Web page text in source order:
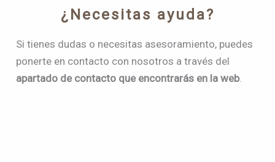
¿Necesitas ayuda?
Si tienes dudas o necesitas asesoramiento, puedes
ponerte en contacto con nosotros a través del
apartado de contacto que encontrarás en la web.